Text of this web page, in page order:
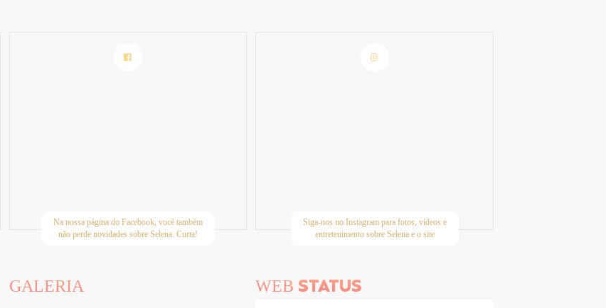
Na nossa página do Facebook, você também
não perde novidades sobre Selena. Curta!
Siga-nos no Instagram para fotos, vídeos e
entretenimento sobre Selena e o site
GALERIA WEB STATUS